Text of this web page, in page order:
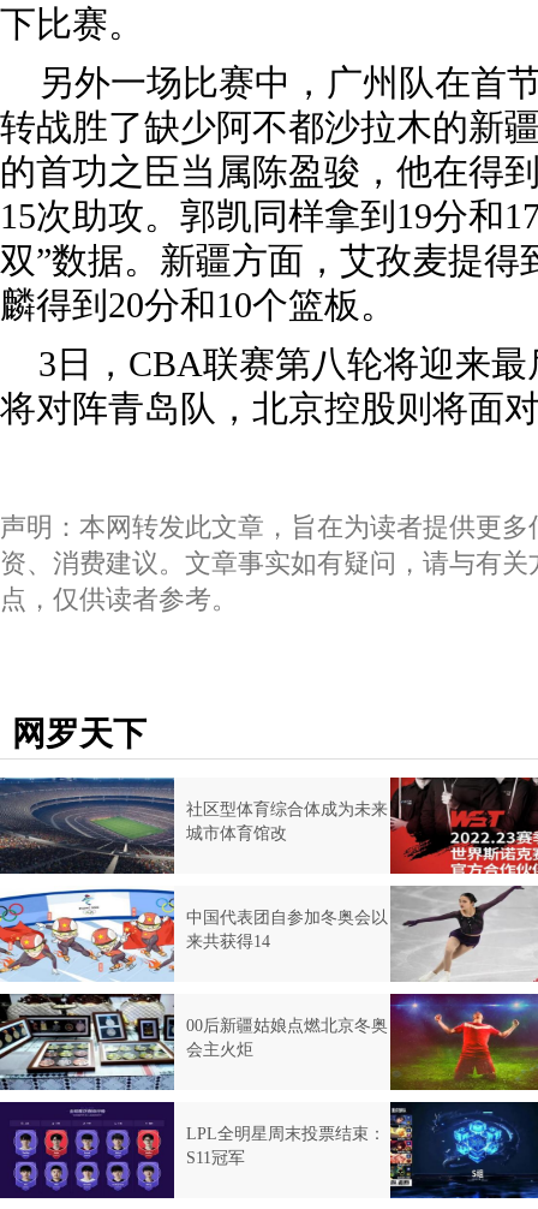
下比赛。
另外一场比赛中，广州队在首
转战胜了缺少阿不都沙拉木的新
的首功之臣当属陈盈骏，他在得
15次助攻。郭凯同样拿到19分和
双”数据。新疆方面，艾孜麦提得
麟得到20分和10个篮板。
3日，CBA联赛第八轮将迎来
将对阵青岛队，北京控股则将面
声明：本网转发此文章，旨在为读者提供更
资、消费建议。文章事实如有疑问，请与有
点，仅供读者参考。
网罗天下
社区型体育综合体成为未来
城市体育馆改
中国代表团自参加冬奥会以
来共获得14
00后新疆姑娘点燃北京冬奥
会主火炬
LPL全明星周末投票结束：
S11冠军